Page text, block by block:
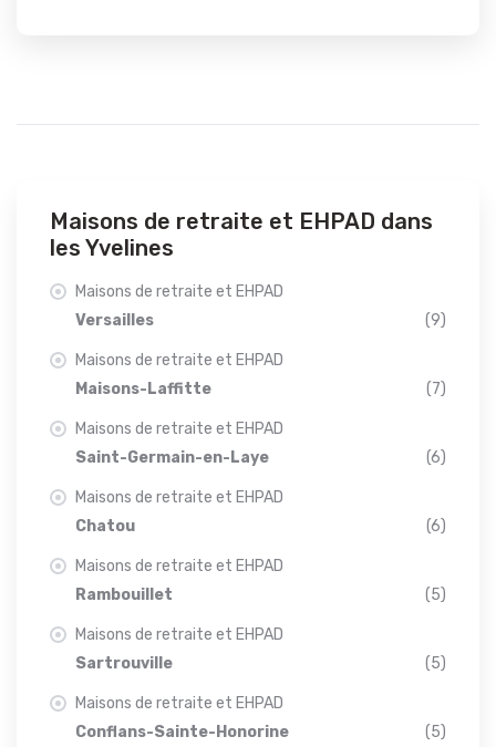
Maisons de retraite et EHPAD dans
les Yvelines
Maisons de retraite et EHPAD
Versailles
(9)
Maisons de retraite et EHPAD
Maisons-Laffitte
(7)
Maisons de retraite et EHPAD
Saint-Germain-en-Laye
(6)
Maisons de retraite et EHPAD
Chatou
(6)
Maisons de retraite et EHPAD
Rambouillet
(5)
Maisons de retraite et EHPAD
Sartrouville
(5)
Maisons de retraite et EHPAD
Conflans-Sainte-Honorine
(5)